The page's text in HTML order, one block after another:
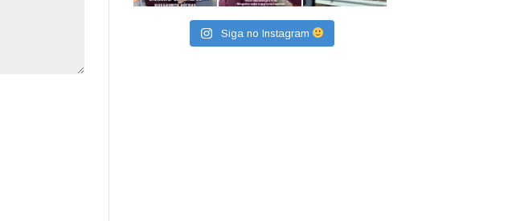
Siga no Instagram